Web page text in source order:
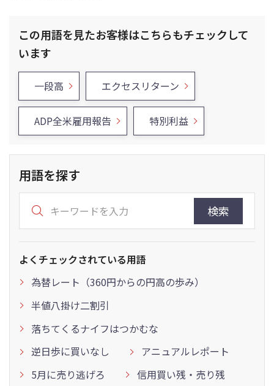
この用語を見たお客様はこちらもチェックして
います
一段高 エクセスリターン
ADP全米雇用報告 特別利益
用語を探す
検索
よくチェックされている用語
為替レート（360円からの円高の歩み）
半値八掛け二割引
落ちてくるナイフはつかむな
逆日歩に買いなし
アニュアルレポート
5月に売り逃げろ
信用買い残・売り残